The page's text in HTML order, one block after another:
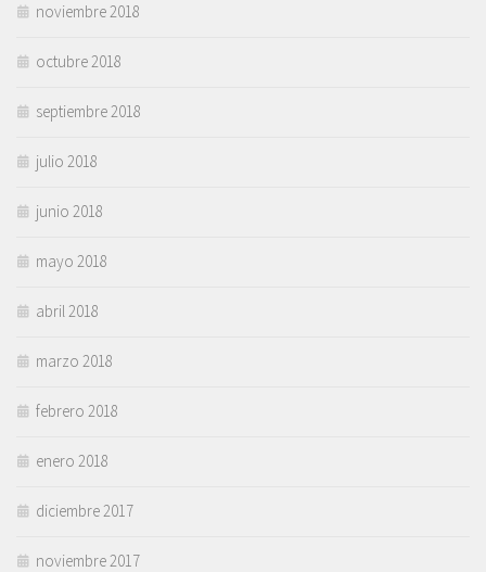
noviembre 2018
octubre 2018
septiembre 2018
julio 2018
junio 2018
mayo 2018
abril 2018
marzo 2018
febrero 2018
enero 2018
diciembre 2017
noviembre 2017